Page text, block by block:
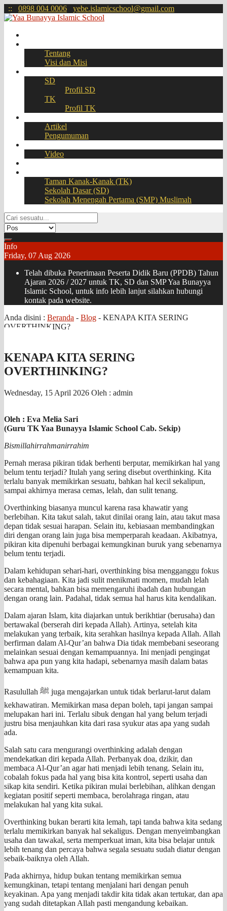
:: 0898 004 0006 yebe.islamicschool@gmail.com
Tentang
Visi dan Misi
SD
Profil SD
TK
Profil TK
Artikel
Pengumuman
Video
Taman Kanak-Kanak (TK)
Sekolah Dasar (SD)
Sekolah Menengah Pertama (SMP) Muslimah
Info
Friday, 07 Aug 2026
Telah dibuka Penerimaan Peserta Didik Baru (PPDB) Tahun
Ajaran 2026 / 2027 untuk TK, SD dan SMP Yaa Bunayya
Islamic School, untuk info lebih lanjut silahkan hubungi
kontak pada website.
Anda disini : Beranda - Blog - KENAPA KITA SERING
OVERTHINKING?
KENAPA KITA SERING
OVERTHINKING?
Wednesday, 15 April 2026 Oleh : admin
Oleh : Eva Melia Sari
(Guru TK Yaa Bunayya Islamic School Cab. Sekip)
Bismillahirrahmanirrahim
Pernah merasa pikiran tidak berhenti berputar, memikirkan hal yang
belum tentu terjadi? Itulah yang sering disebut overthinking. Kita
terlalu banyak memikirkan sesuatu, bahkan hal kecil sekalipun,
sampai akhirnya merasa cemas, lelah, dan sulit tenang.
Overthinking biasanya muncul karena rasa khawatir yang
berlebihan. Kita takut salah, takut dinilai orang lain, atau takut masa
depan tidak sesuai harapan. Selain itu, kebiasaan membandingkan
diri dengan orang lain juga bisa memperparah keadaan. Akibatnya,
pikiran kita dipenuhi berbagai kemungkinan buruk yang sebenarnya
belum tentu terjadi.
Dalam kehidupan sehari-hari, overthinking bisa mengganggu fokus
dan kebahagiaan. Kita jadi sulit menikmati momen, mudah lelah
secara mental, bahkan bisa memengaruhi ibadah dan hubungan
dengan orang lain. Padahal, tidak semua hal harus kita kendalikan.
Dalam ajaran Islam, kita diajarkan untuk berikhtiar (berusaha) dan
bertawakal (berserah diri kepada Allah). Artinya, setelah kita
melakukan yang terbaik, kita serahkan hasilnya kepada Allah. Allah
berfirman dalam Al-Qur’an bahwa Dia tidak membebani seseorang
melainkan sesuai dengan kemampuannya. Ini menjadi pengingat
bahwa apa pun yang kita hadapi, sebenarnya masih dalam batas
kemampuan kita.
Rasulullah ﷺ juga mengajarkan untuk tidak berlarut-larut dalam
kekhawatiran. Memikirkan masa depan boleh, tapi jangan sampai
melupakan hari ini. Terlalu sibuk dengan hal yang belum terjadi
justru bisa menjauhkan kita dari rasa syukur atas apa yang sudah
ada.
Salah satu cara mengurangi overthinking adalah dengan
mendekatkan diri kepada Allah. Perbanyak doa, dzikir, dan
membaca Al-Qur’an agar hati menjadi lebih tenang. Selain itu,
cobalah fokus pada hal yang bisa kita kontrol, seperti usaha dan
sikap kita sendiri. Ketika pikiran mulai berlebihan, alihkan dengan
kegiatan positif seperti membaca, berolahraga ringan, atau
melakukan hal yang kita sukai.
Overthinking bukan berarti kita lemah, tapi tanda bahwa kita sedang
terlalu memikirkan banyak hal sekaligus. Dengan menyeimbangkan
usaha dan tawakal, serta memperkuat iman, kita bisa belajar untuk
lebih tenang dan percaya bahwa segala sesuatu sudah diatur dengan
sebaik-baiknya oleh Allah.
Pada akhirnya, hidup bukan tentang memikirkan semua
kemungkinan, tetapi tentang menjalani hari dengan penuh
keyakinan. Apa yang menjadi takdir kita tidak akan tertukar, dan apa
yang sudah ditetapkan Allah pasti mengandung kebaikan.